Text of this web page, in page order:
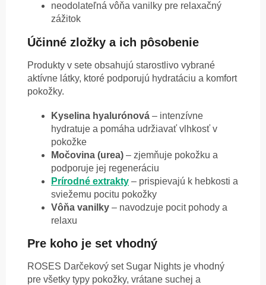
neodolateľná vôňa vanilky pre relaxačný
zážitok
Účinné zložky a ich pôsobenie
Produkty v sete obsahujú starostlivo vybrané
aktívne látky, ktoré podporujú hydratáciu a komfort
pokožky.
Kyselina hyalurónová – intenzívne
hydratuje a pomáha udržiavať vlhkosť v
pokožke
Močovina (urea) – zjemňuje pokožku a
podporuje jej regeneráciu
Prírodné extrakty – prispievajú k hebkosti a
sviežemu pocitu pokožky
Vôňa vanilky – navodzuje pocit pohody a
relaxu
Pre koho je set vhodný
ROSES Darčekový set Sugar Nights je vhodný
pre všetky typy pokožky, vrátane suchej a